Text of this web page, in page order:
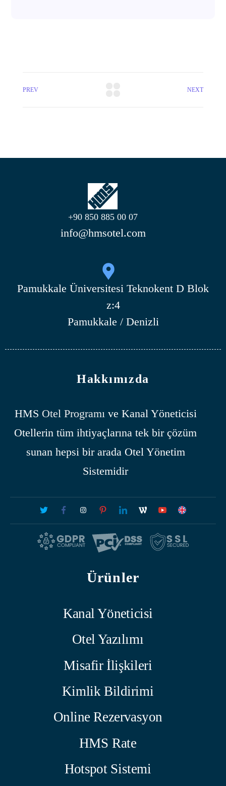
PREV NEXT
+90 850 885 00 07
info@hmsotel.com
Pamukkale Üniversitesi Teknokent D Blok
z:4
Pamukkale / Denizli
Hakkımızda
HMS Otel Programıve Kanal Yöneticisi
Otellerin tüm ihtiyaçlarına tek bir çözüm
sunan hepsi bir arada Otel Yönetim
Sistemidir
Ürünler
Kanal Yöneticisi
Otel Yazılımı
Misafir İlişkileri
Kimlik Bildirimi
Online Rezervasyon
HMS Rate
Hotspot Sistemi